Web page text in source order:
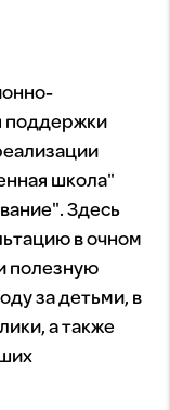
поддержки
школа"
Здесь
в очном
полезную
за детьми, в
а также